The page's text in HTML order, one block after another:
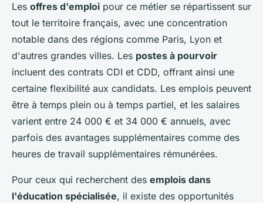
Les offres d'emploi pour ce métier se répartissent sur
tout le territoire français, avec une concentration
notable dans des régions comme Paris, Lyon et
d'autres grandes villes. Les postes à pourvoir
incluent des contrats CDI et CDD, offrant ainsi une
certaine flexibilité aux candidats. Les emplois peuvent
être à temps plein ou à temps partiel, et les salaires
varient entre 24 000 € et 34 000 € annuels, avec
parfois des avantages supplémentaires comme des
heures de travail supplémentaires rémunérées.
Pour ceux qui recherchent des emplois dans
l'éducation spécialisée, il existe des opportunités